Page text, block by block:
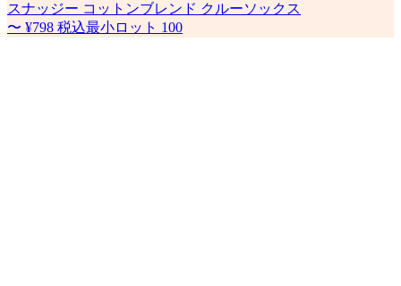
スナッジー コットンブレンド クルーソックス
〜 ¥798 税込最小ロット 100